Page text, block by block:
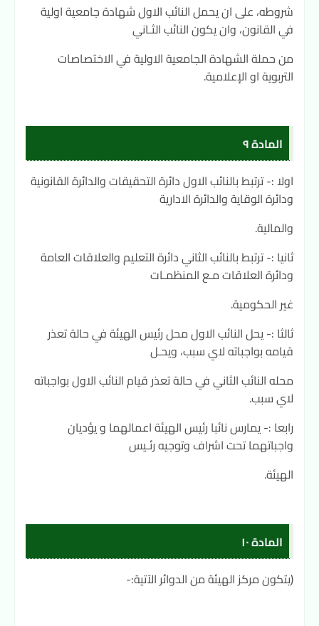
شروطه، على ان يحمل النائب الاول شهادة جامعية اولية
في القانون، وان يكون النائب الثـاني
من حملة الشهادة الجامعية الاولية في الاختصاصات
التربوية او الإعلامية.
المادة ٩
اولا :- ترتبط بالنائب الاول دائرة التحقيقات والدائرة القانونية
ودائرة الوقاية والدائرة الادارية
والمالية.
ثانيا :- ترتبط بالنائب الثاني دائرة التعليم والعلاقات العامة
ودائرة العلاقات مـع المنظمـات
غير الحكومية.
ثالثا :- يحل النائب الاول محل رئيس الهيئة في حالة تعذر
قيامه بواجباته لاي سبب، ويحـل
محله النائب الثاني في حالة تعذر قيام النائب الاول بواجباته
لاي سبب.
رابعا :- يمارس نائبا رئيس الهيئة اعمالهما و يؤديان
واجباتهما تحت اشراف وتوجيه رئـيس
الهيئة.
المادة ١٠
(يتكون مركز الهيئة من الدوائر الآتية:-